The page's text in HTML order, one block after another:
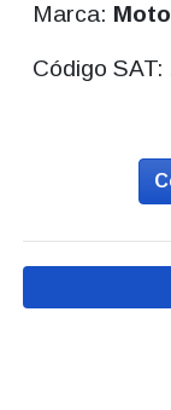
Marca:
Código SAT: